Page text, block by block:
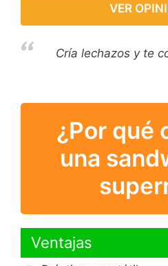
VER
Cría lechazos y te
¿Por qué
una
Ventajas